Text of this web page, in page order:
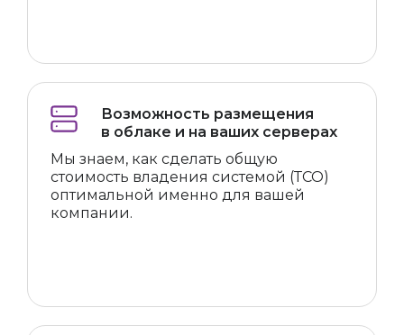
Возможность размещения
в облаке и на ваших серверах
Мы знаем, как сделать общую
стоимость владения системой (ТСО)
оптимальной именно для вашей
компании.